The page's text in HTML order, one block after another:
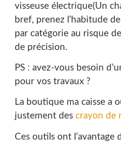
visseuse électrique(Un
bref, prenez l’habitude
par catégorie au risque
de précision.
PS : avez-vous besoin
pour vos travaux ?
La boutique ma caisse a
justement des crayon de
Ces outils ont l’avantage